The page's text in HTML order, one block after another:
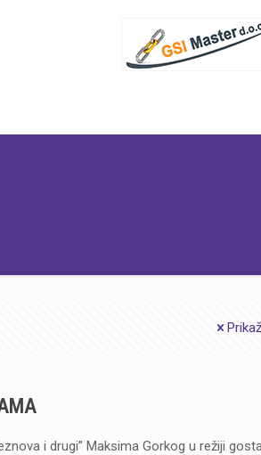
i drugi” Maksima Gorkog u režiji